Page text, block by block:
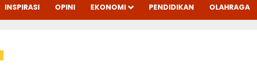
INSPIRASI OPINI EKONOMI PENDIDIKAN OLAHRAGA